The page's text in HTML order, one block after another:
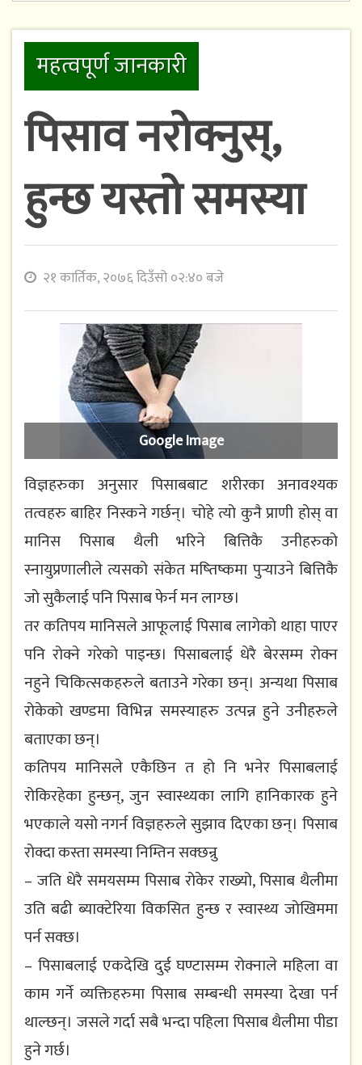
महत्वपूर्ण जानकारी
पिसाव नरोक्नुस्,
हुन्छ यस्तो समस्या
२१ कार्तिक, २०७६ दिउँसो ०२:४० बजे
Google Image
विज्ञहरुका अनुसार पिसाबबाट शरीरका अनावश्यक
तत्वहरु बाहिर निस्कने गर्छन्। चोहे त्यो कुनै प्राणी होस् वा
मानिस पिसाब थैली भरिने बित्तिकै उनीहरुको
स्नायुप्रणालीले त्यसको संकेत मष्तिष्कमा पुर्‍याउने बित्तिकै
जो सुकैलाई पनि पिसाब फेर्न मन लाग्छ।
तर कतिपय मानिसले आफूलाई पिसाब लागेको थाहा पाएर
पनि रोक्ने गरेको पाइन्छ। पिसाबलाई धेरै बेरसम्म रोक्न
नहुने चिकित्सकहरुले बताउने गरेका छन्। अन्यथा पिसाब
रोकेको खण्डमा विभिन्न समस्याहरु उत्पन्न हुने उनीहरुले
बताएका छन्।
कतिपय मानिसले एकैछिन त हो नि भनेर पिसाबलाई
रोकिरहेका हुन्छन्, जुन स्वास्थ्यका लागि हानिकारक हुने
भएकाले यसो नगर्न विज्ञहरुले सुझाव दिएका छन्। पिसाब
रोक्दा कस्ता समस्या निम्तिन सक्छन्रु
– जति धेरै समयसम्म पिसाब रोकेर राख्यो, पिसाब थैलीमा
उति बढी ब्याक्टेरिया विकसित हुन्छ र स्वास्थ्य जोखिममा
पर्न सक्छ।
– पिसाबलाई एकदेखि दुई घण्टासम्म रोक्नाले महिला वा
काम गर्ने व्यक्तिहरुमा पिसाब सम्बन्धी समस्या देखा पर्न
थाल्छन्। जसले गर्दा सबै भन्दा पहिला पिसाब थैलीमा पीडा
हुने गर्छ।